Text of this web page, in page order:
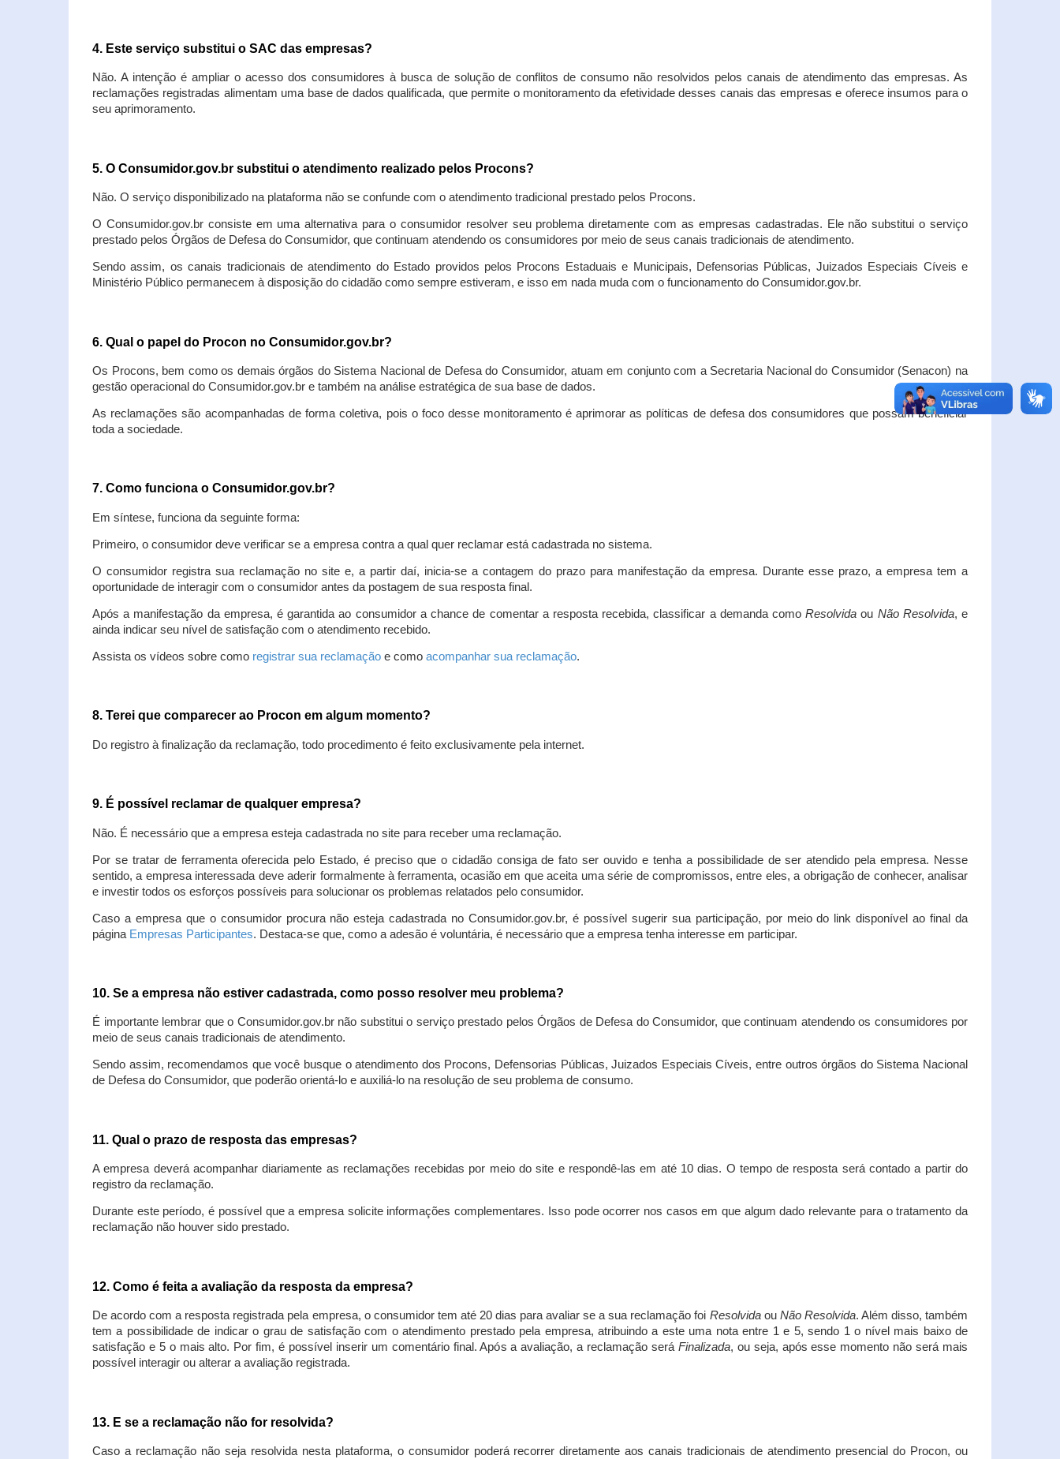
4. Este serviço substitui o SAC das empresas?
Não. A intenção é ampliar o acesso dos consumidores à busca de solução de conflitos de consumo não resolvidos pelos canais de atendimento das empresas. As
reclamações registradas alimentam uma base de dados qualificada, que permite o monitoramento da efetividade desses canais das empresas e oferece insumos para o
seu aprimoramento.
5. O Consumidor.gov.br substitui o atendimento realizado pelos Procons?
Não. O serviço disponibilizado na plataforma não se confunde com o atendimento tradicional prestado pelos Procons.
O Consumidor.gov.br consiste em uma alternativa para o consumidor resolver seu problema diretamente com as empresas cadastradas. Ele não substitui o serviço
prestado pelos Órgãos de Defesa do Consumidor, que continuam atendendo os consumidores por meio de seus canais tradicionais de atendimento.
Sendo assim, os canais tradicionais de atendimento do Estado providos pelos Procons Estaduais e Municipais, Defensorias Públicas, Juizados Especiais Cíveis e
Ministério Público permanecem à disposição do cidadão como sempre estiveram, e isso em nada muda com o funcionamento do Consumidor.gov.br.
6. Qual o papel do Procon no Consumidor.gov.br?
Os Procons, bem como os demais órgãos do Sistema Nacional de Defesa do Consumidor, atuam em conjunto com a Secretaria Nacional do Consumidor (Senacon) na
gestão operacional do Consumidor.gov.br e também na análise estratégica de sua base de dados.
As reclamações são acompanhadas de forma coletiva, pois o foco desse monitoramento é aprimorar as políticas de defesa dos consumidores que possam beneficiar
toda a sociedade.
7. Como funciona o Consumidor.gov.br?
Em síntese, funciona da seguinte forma:
Primeiro, o consumidor deve verificar se a empresa contra a qual quer reclamar está cadastrada no sistema.
O consumidor registra sua reclamação no site e, a partir daí, inicia-se a contagem do prazo para manifestação da empresa. Durante esse prazo, a empresa tem a
oportunidade de interagir com o consumidor antes da postagem de sua resposta final.
Após a manifestação da empresa, é garantida ao consumidor a chance de comentar a resposta recebida, classificar a demanda comoResolvida ou Não Resolvida, e
ainda indicar seu nível de satisfação com o atendimento recebido.
Assista os vídeos sobre como registrar sua reclamação e como acompanhar sua reclamação.
8. Terei que comparecer ao Procon em algum momento?
Do registro à finalização da reclamação, todo procedimento é feito exclusivamente pela internet.
9. É possível reclamar de qualquer empresa?
Não. É necessário que a empresa esteja cadastrada no site para receber uma reclamação.
Por se tratar de ferramenta oferecida pelo Estado, é preciso que o cidadão consiga de fato ser ouvido e tenha a possibilidade de ser atendido pela empresa. Nesse
sentido, a empresa interessada deve aderir formalmente à ferramenta, ocasião em que aceita uma série de compromissos, entre eles, a obrigação de conhecer, analisar
e investir todos os esforços possíveis para solucionar os problemas relatados pelo consumidor.
Caso a empresa que o consumidor procura não esteja cadastrada no Consumidor.gov.br, é possível sugerir sua participação, por meio do link disponível ao final da
página Empresas Participantes. Destaca-se que, como a adesão é voluntária, é necessário que a empresa tenha interesse em participar.
10. Se a empresa não estiver cadastrada, como posso resolver meu problema?
É importante lembrar que o Consumidor.gov.br não substitui o serviço prestado pelos Órgãos de Defesa do Consumidor, que continuam atendendo os consumidores por
meio de seus canais tradicionais de atendimento.
Sendo assim, recomendamos que você busque o atendimento dos Procons, Defensorias Públicas, Juizados Especiais Cíveis, entre outros órgãos do Sistema Nacional
de Defesa do Consumidor, que poderão orientá-lo e auxiliá-lo na resolução de seu problema de consumo.
11. Qual o prazo de resposta das empresas?
A empresa deverá acompanhar diariamente as reclamações recebidas por meio do site e respondê-las em até 10 dias. O tempo de resposta será contado a partir do
registro da reclamação.
Durante este período, é possível que a empresa solicite informações complementares. Isso pode ocorrer nos casos em que algum dado relevante para o tratamento da
reclamação não houver sido prestado.
12. Como é feita a avaliação da resposta da empresa?
De acordo com a resposta registrada pela empresa, o consumidor tem até 20 dias para avaliar se a sua reclamação foi Resolvidaou Não Resolvida. Além disso, também
tem a possibilidade de indicar o grau de satisfação com o atendimento prestado pela empresa, atribuindo a este uma nota entre 1 e 5, sendo 1 o nível mais baixo de
satisfação e 5 o mais alto. Por fim, é possível inserir um comentário final. Após a avaliação, a reclamação será Finalizada, ou seja, após esse momento não será mais
possível interagir ou alterar a avaliação registrada.
13. E se a reclamação não for resolvida?
Caso a reclamação não seja resolvida nesta plataforma, o consumidor poderá recorrer diretamente aos canais tradicionais de atendimento presencial do Procon, ou